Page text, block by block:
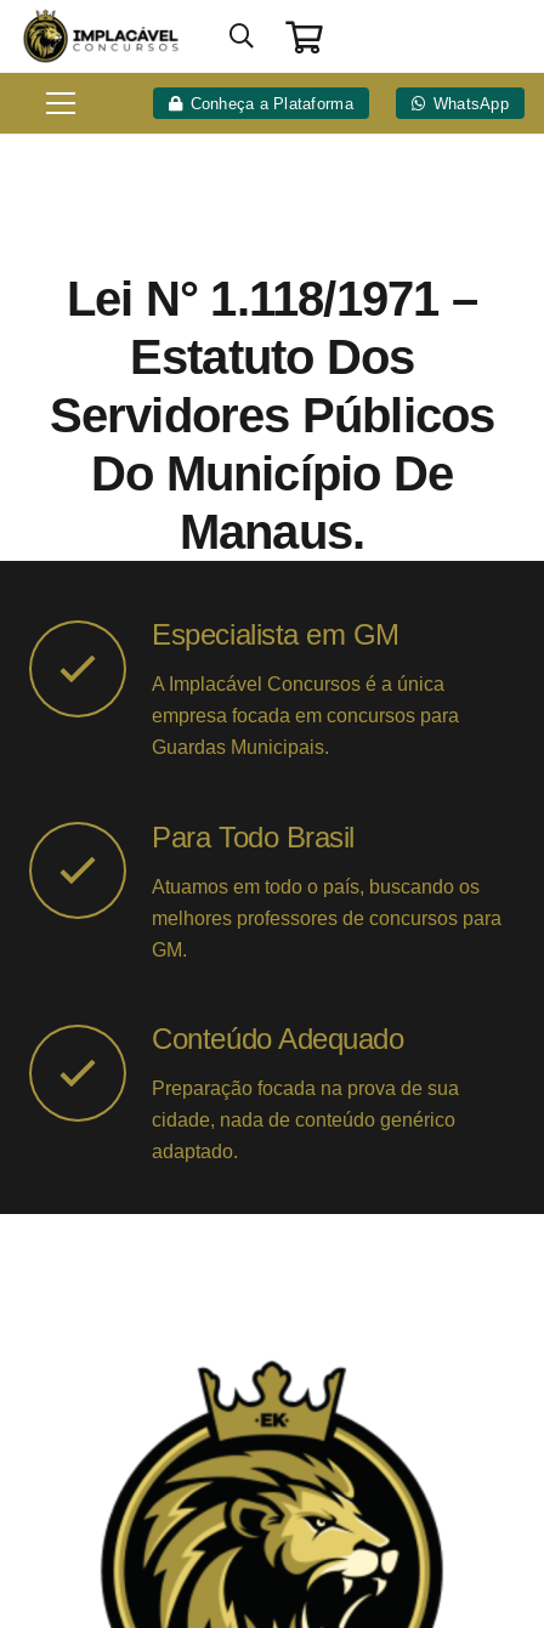
Conheça a Plataforma WhatsApp
Lei N° 1.118/1971 –
Estatuto Dos
Servidores Públicos
Do Município De
Manaus.
Especialista em GM
A Implacável Concursos é a única
empresa focada em concursos para
Guardas Municipais.
Para Todo Brasil
Atuamos em todo o país, buscando os
melhores professores de concursos para
GM.
Conteúdo Adequado
Preparação focada na prova de sua
cidade, nada de conteúdo genérico
adaptado.